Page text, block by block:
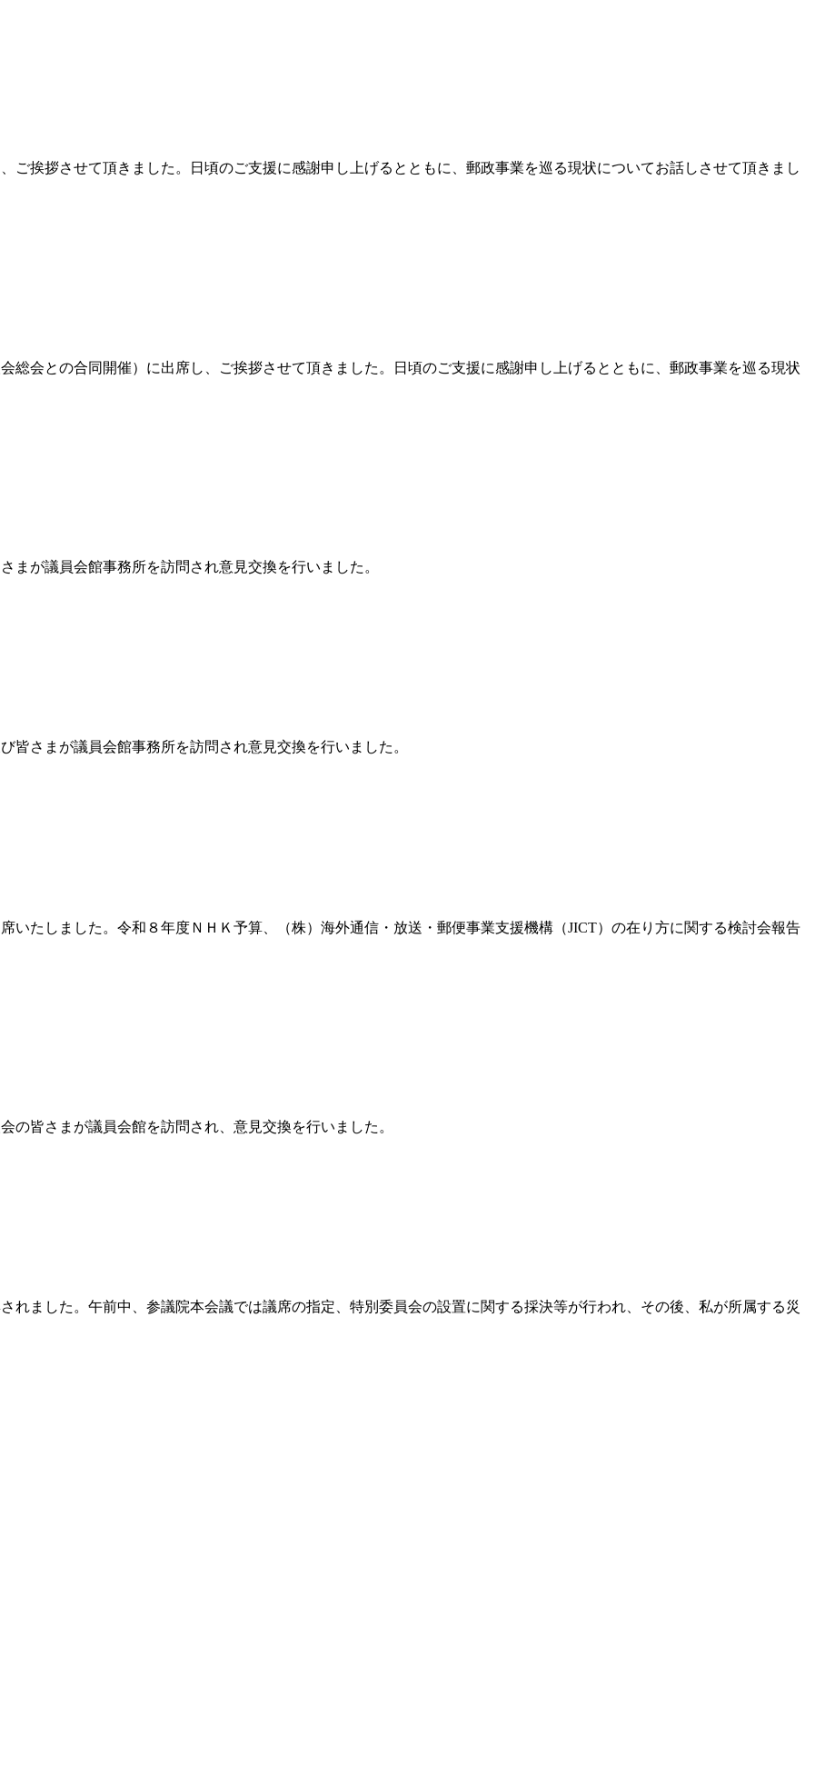
ご挨拶させて頂きました。日頃のご支援に感謝申し上げるとともに、郵政事業を巡る現状についてお話しさせて頂きまし
総会との合同開催）に出席し、ご挨拶させて頂きました。日頃のご支援に感謝申し上げるとともに、郵政事業を巡る現状
まが議員会館事務所を訪問され意見交換を行いました。
皆さまが議員会館事務所を訪問され意見交換を行いました。
いたしました。令和８年度ＮＨＫ予算、（株）海外通信・放送・郵便事業支援機構（JICT）の在り方に関する検討会報告
の皆さまが議員会館を訪問され、意見交換を行いました。
れました。午前中、参議院本会議では議席の指定、特別委員会の設置に関する採決等が行われ、その後、私が所属する災